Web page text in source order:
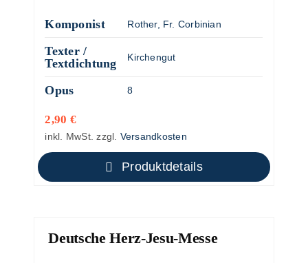
Komponist Rother, Fr. Corbinian
Texter /
Textdichtung
Kirchengut
Opus 8
2,90 €
inkl. MwSt. zzgl. Versandkosten
Produktdetails
Deutsche Herz-Jesu-Messe